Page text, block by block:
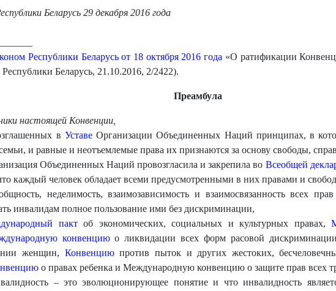
Беларусь 29 декабря 2016 года
Республики Беларусь от 18 октября 2016 года «О ратификации
Беларусь, 21.10.2016, 2/2422).
Преамбула
настоящей Конвенции,
в УставеОрганизации Объединенных Наций принципах, в
и равные и неотъемлемые права их признаются за основу свободы,
Объединенных Наций провозгласила и закрепила во Всеобщей
каждый человек обладает всеми предусмотренными в них правами и
неделимость, взаимозависимость и взаимосвязанность всех
инвалидам полное пользование ими без дискриминации,
пактоб экономических, социальных и культурных правах,
конвенциюо ликвидации всех форм расовой
женщин, Конвенциюпротив пыток и других жестоких,
о правах ребенка и Международную конвенцию о защите прав всех
– это эволюционирующее понятие и что инвалидность